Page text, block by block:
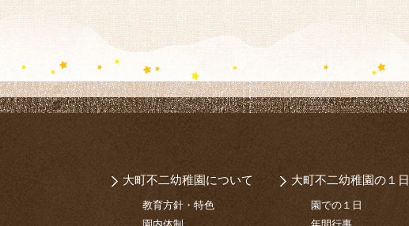
大町不二幼稚園について
教育方針・特色
大町不二幼稚園の１日
園での１日